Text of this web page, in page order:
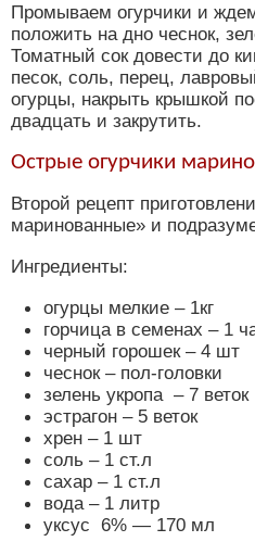
Промываем огурчики и
положить на дно чеснок,
Томатный сок довести до
песок, соль, перец,
огурцы, накрыть крышкой
двадцать и закрутить.
Острые огурчики
Второй рецепт
маринованные» и
Ингредиенты:
огурцы мелкие – 1кг
горчица в семенах – 1
черный горошек – 4 шт
чеснок – пол-головки
зелень укропа – 7 веток
эстрагон – 5 веток
хрен – 1 шт
соль – 1 ст.л
сахар – 1 ст.л
вода – 1 литр
уксус 6% — 170 мл